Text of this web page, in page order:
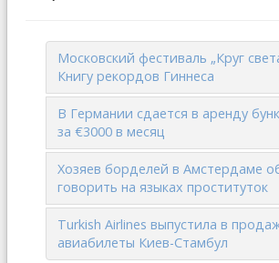
Московский фестиваль „Круг
Книгу рекордов Гиннеса
В Германии сдается в аренду
за €3000 в месяц
Хозяев борделей в Амстердаме
говорить на языках проституток
Turkish Airlines выпустила в
авиабилеты Киев-Стамбул